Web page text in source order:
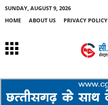
SUNDAY, AUGUST 9, 2026
HOME
ABOUT US PRIVACY POLICY